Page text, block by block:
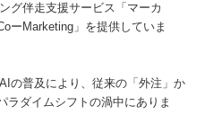
グ伴走支援サービス「マーカ
ーMarketing」を提供していま
の普及により、従来の「外注」か
ラダイムシフトの渦中にありま